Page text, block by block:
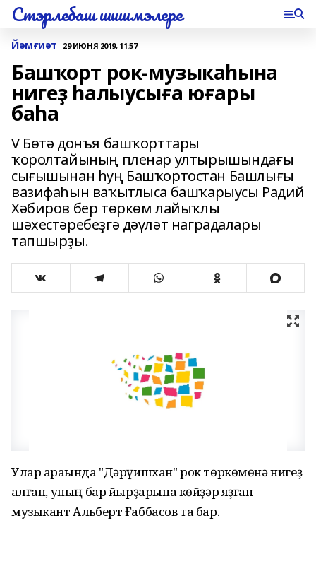
Стэрлебаш шишмэлере
Йәмғиәт 29 ИЮНЯ 2019, 11:57
Башҡорт рок-музыкаһына
нигеҙ һалыусыға юғары
баһа
V Бөтә донъя башҡорттары
ҡоролтайының пленар ултырышындағы
сығышынан һуң Башҡортостан Башлығы
вазифаһын ваҡытлыса башҡарыусы Радий
Хәбиров бер төркөм лайыҡлы
шәхестәребеҙгә дәүләт наградалары
тапшырҙы.
Улар араһында "Дәрүишхан" рок төркөмөнә нигеҙ
һалған, уның бар йырҙарына көйҙәр яҙған
музыкант Альберт Ғаббасов та бар.